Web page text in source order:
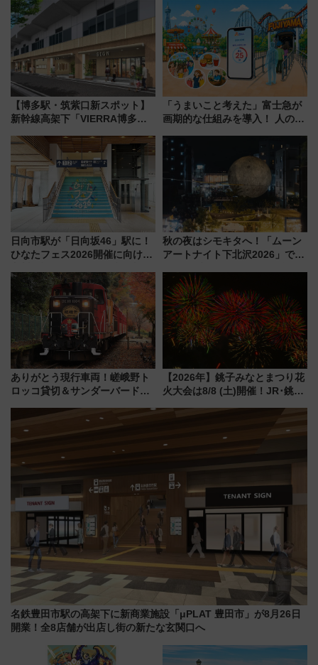
プン。もつ鍋風など限定メニュ
ーも
【博多駅・筑紫口新スポット】
新幹線高架下「VIERRA博多テ
など注目の全6店舗 「博多活憩
通り」も一新
「うまいこと考えた」富士急が
画期的な仕組みを導入！ 人のか
ん」始動
日向市駅が「日向坂46」駅に！
ひなたフェス2026開催に向けJR
全力応援 夜行列車「ドリーム
おひさま号」も走る
秋の夜はシモキタへ！「ムーン
アートナイト下北沢2026」でイ
を満喫しよう
ありがとう現行車両！嵯峨野ト
ロッコ貸切＆サンダーバードレ
斉藤雪乃＆福原トシヒロと行
く！9月13日「京都の鉄道満喫
ツアー」開催
【2026年】銚子みなとまつり花
火大会は8/8 (土)開催！JR･銚子
報、利根川に咲く8,000発の大迫
名鉄豊田市駅の高架下に新商業施設「μPLAT 豊田市」が8月26日
開業！全8店舗が出店し街の新たな玄関口へ